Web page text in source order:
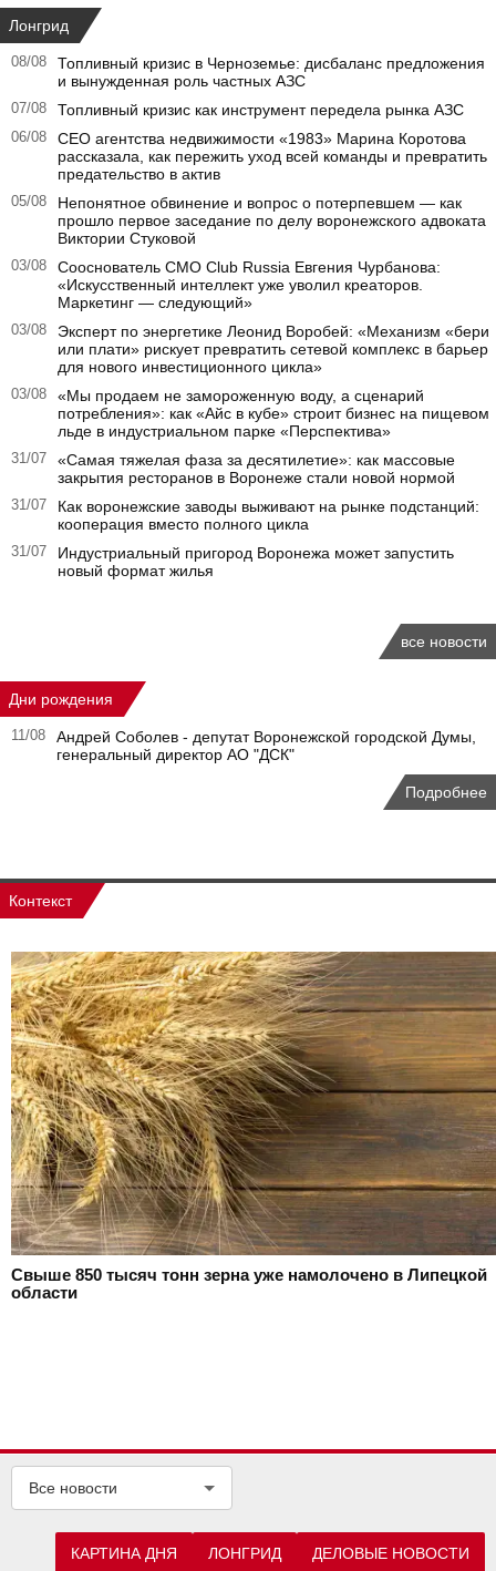
Лонгрид
08/08
Топливный кризис в Черноземье: дисбаланс предложения
и вынужденная роль частных АЗС
07/08 Топливный кризис как инструмент передела рынка АЗС
06/08
CEO агентства недвижимости «1983» Марина Коротова
рассказала, как пережить уход всей команды и превратить
предательство в актив
05/08
Непонятное обвинение и вопрос о потерпевшем — как
прошло первое заседание по делу воронежского адвоката
Виктории Стуковой
03/08
Сооснователь CMO Club Russia Евгения Чурбанова:
«Искусственный интеллект уже уволил креаторов.
Маркетинг — следующий»
03/08
Эксперт по энергетике Леонид Воробей: «Механизм «бери
или плати» рискует превратить сетевой комплекс в барьер
для нового инвестиционного цикла»
03/08
«Мы продаем не замороженную воду, а сценарий
потребления»: как «Айс в кубе» строит бизнес на пищевом
льде в индустриальном парке «Перспектива»
31/07
«Самая тяжелая фаза за десятилетие»: как массовые
закрытия ресторанов в Воронеже стали новой нормой
31/07
Как воронежские заводы выживают на рынке подстанций:
кооперация вместо полного цикла
31/07
Индустриальный пригород Воронежа может запустить
новый формат жилья
все новости
Дни рождения
11/08
Андрей Соболев - депутат Воронежской городской Думы,
генеральный директор АО "ДСК"
Подробнее
Контекст
Свыше 850 тысяч тонн зерна уже намолочено в Липецкой
области
Все новости
КАРТИНА ДНЯ ЛОНГРИД ДЕЛОВЫЕ НОВОСТИ